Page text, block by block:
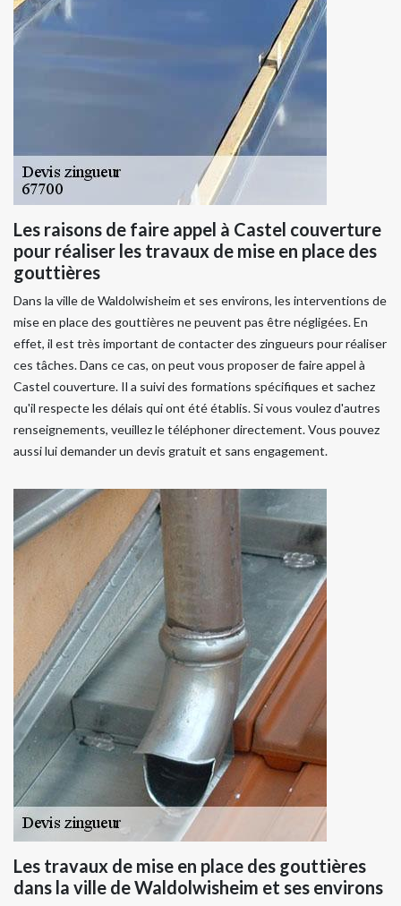
Les raisons de faire appel à Castel couverture
pour réaliser les travaux de mise en place des
gouttières
Dans la ville de Waldolwisheim et ses environs, les interventions de
mise en place des gouttières ne peuvent pas être négligées. En
effet, il est très important de contacter des zingueurs pour réaliser
ces tâches. Dans ce cas, on peut vous proposer de faire appel à
Castel couverture. Il a suivi des formations spécifiques et sachez
qu'il respecte les délais qui ont été établis. Si vous voulez d'autres
renseignements, veuillez le téléphoner directement. Vous pouvez
aussi lui demander un devis gratuit et sans engagement.
Les travaux de mise en place des gouttières
dans la ville de Waldolwisheim et ses environs